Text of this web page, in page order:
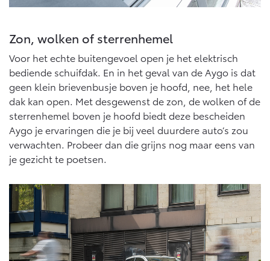
Zon, wolken of sterrenhemel
Voor het echte buitengevoel open je het elektrisch
bediende schuifdak. En in het geval van de Aygo is dat
geen klein brievenbusje boven je hoofd, nee, het hele
dak kan open. Met desgewenst de zon, de wolken of de
sterrenhemel boven je hoofd biedt deze bescheiden
Aygo je ervaringen die je bij veel duurdere auto’s zou
verwachten. Probeer dan die grijns nog maar eens van
je gezicht te poetsen.